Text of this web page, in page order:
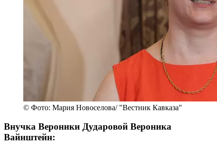
© Фото: Мария Новоселова/ "Вестник Кавказа"
Внучка Вероники Дударовой Вероника
Вайнштейн: